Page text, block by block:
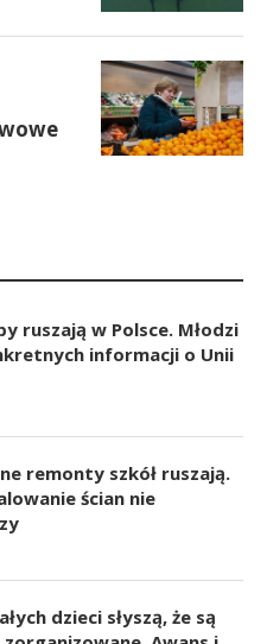
ruszają w Polsce. Młodzi
informacji o Unii
remonty szkół ruszają.
ścian nie
dzieci słyszą, że są